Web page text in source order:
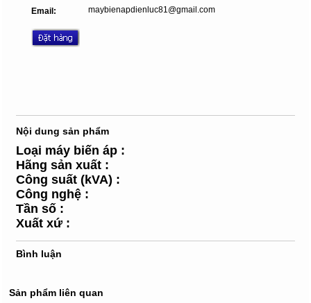
Email:
maybienapdienluc81@gmail.com
Nội dung sản phẩm
Loại máy biến áp :
Hãng sản xuất :
Công suất (kVA) :
Công nghệ :
Tần số :
Xuất xứ :
Bình luận
Sản phẩm liên quan